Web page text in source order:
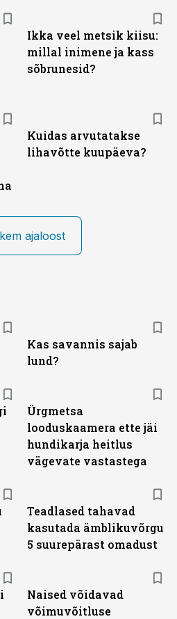
Ikka veel metsik kiisu:
millal inimene ja kass
sõbrunesid?
Kuidas arvutatakse
lihavõtte kuupäeva?
ajaloost
Kas savannis sajab
lund?
Ürgmetsa
looduskaamera ette jäi
hundikarja heitlus
vägevate vastastega
Teadlased tahavad
kasutada ämblikuvõrgu
5 suurepärast omadust
Naised võidavad
võimuvõitluse